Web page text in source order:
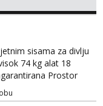
sisama za divlju
74 kg alat 18
Prostor
Zadra i Šibenika
bez poziva